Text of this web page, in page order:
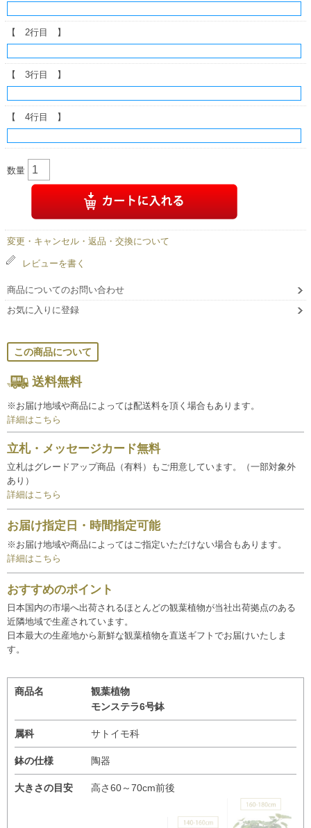
【 2行目 】
【 3行目 】
【 4行目 】
数量
変更・キャンセル・返品・交換について
レビューを書く
商品についてのお問い合わせ
お気に入りに登録
この商品について
送料無料
※お届け地域や商品によっては配送料を頂く場合もあります。
詳細はこちら
立札・メッセージカード無料
立札はグレードアップ商品（有料）もご用意しています。（一部対象外
あり）
詳細はこちら
お届け指定日・時間指定可能
※お届け地域や商品によってはご指定いただけない場合もあります。
詳細はこちら
おすすめのポイント
日本国内の市場へ出荷されるほとんどの観葉植物が当社出荷拠点のある
近隣地域で生産されています。
日本最大の生産地から新鮮な観葉植物を直送ギフトでお届けいたしま
す。
商品名
観葉植物
モンステラ6号鉢
属科 サトイモ科
鉢の仕様 陶器
大きさの目安 高さ60～70cm前後